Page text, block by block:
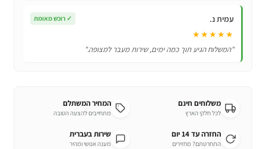
עמית נ. ✓ רוכש מאומת
★★★★★
"המשלוח הגיע תוך כמה ימים, שירות מעבר למצופה."
משלוחים חינם
לכל חלקי הארץ
המחיר המשתלם
מתחייבים להצעה הטובה
החזרה עד 14 יום
התחרטתם? מחזירים
שירות בעברית
מענה אנושי ומהיר